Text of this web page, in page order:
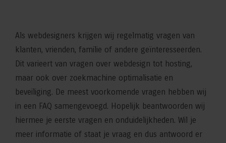
Als webdesigners krijgen wij regelmatig vragen van
klanten, vrienden, familie of andere geïnteresseerden.
Dit varieert van vragen over webdesign tot hosting,
maar ook over zoekmachine optimalisatie en
beveiliging. De meest voorkomende vragen hebben wij
in een FAQ samengevoegd. Hopelijk beantwoorden wij
hiermee je eerste vragen en onduidelijkheden. Wil je
meer informatie of staat je vraag en dus antwoord er